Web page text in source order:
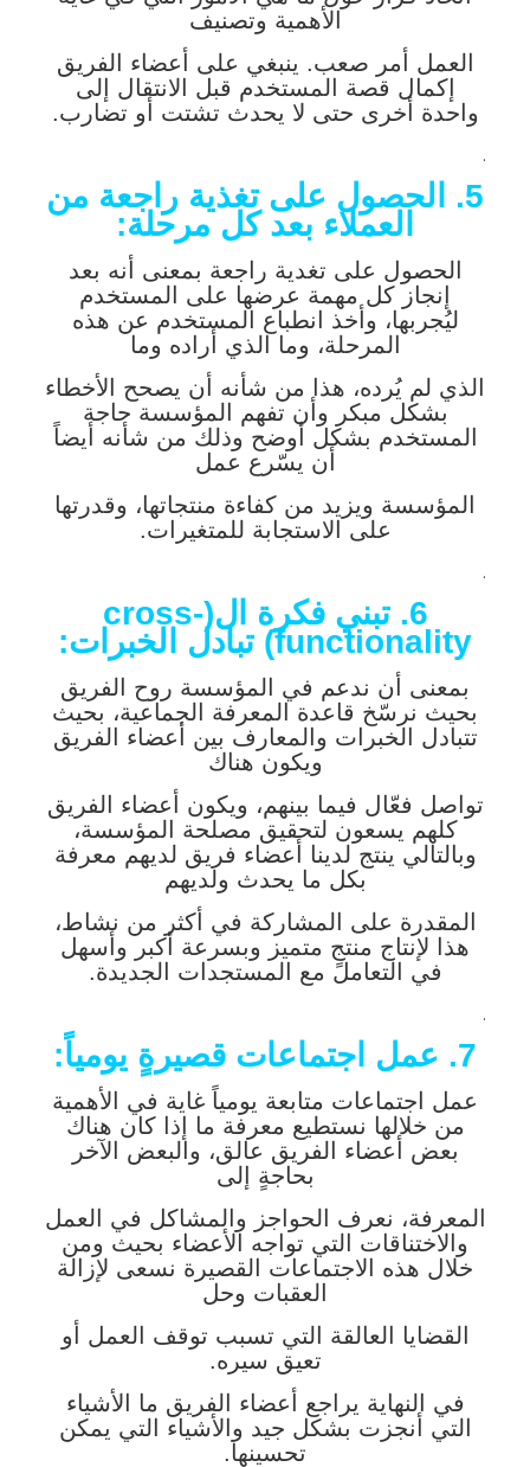
الأهمية وتصنيف
العمل أمر صعب. ينبغي على أعضاء الفريق
إكمال قصة المستخدم قبل الانتقال إلى
واحدة أخرى حتى لا يحدث تشتت أو تضارب.
.
5. الحصول على تغذية راجعة من
العملاء بعد كل مرحلة:
الحصول على تغدية راجعة بمعنى أنه بعد
إنجاز كل مهمة عرضها على المستخدم
ليُجربها، وأخذ انطباع المستخدم عن هذه
المرحلة، وما الذي أراده وما
الذي لم يُرده، هذا من شأنه أن يصحح الأخطاء
بشكل مبكر وأن تفهم المؤسسة حاجة
المستخدم بشكل أوضح وذلك من شأنه أيضاً
أن يسّرع عمل
المؤسسة ويزيد من كفاءة منتجاتها، وقدرتها
على الاستجابة للمتغيرات.
.
6. تبني فكرة ال( cross-
functionality) تبادل الخبرات:
بمعنى أن ندعم في المؤسسة روح الفريق
بحيث نرسّخ قاعدة المعرفة الجماعية، بحيث
تتبادل الخبرات والمعارف بين أعضاء الفريق
ويكون هناك
تواصل فعّال فيما بينهم، ويكون أعضاء الفريق
كلهم يسعون لتحقيق مصلحة المؤسسة،
وبالتالي ينتج لدينا أعضاء فريق لديهم معرفة
بكل ما يحدث ولديهم
المقدرة على المشاركة في أكثر من نشاط،
هذا لإنتاج منتجٍ متميز وبسرعة أكبر وأسهل
في التعامل مع المستجدات الجديدة.
.
7. عمل اجتماعات قصيرةٍ يومياً:
عمل اجتماعات متابعة يومياً غاية في الأهمية
من خلالها نستطيع معرفة ما إذا كان هناك
بعض أعضاء الفريق عالق، والبعض الآخر
بحاجةٍ إلى
المعرفة، نعرف الحواجز والمشاكل في العمل
والاختناقات التي تواجه الأعضاء بحيث ومن
خلال هذه الاجتماعات القصيرة نسعى لإزالة
العقبات وحل
القضايا العالقة التي تسبب توقف العمل أو
تعيق سيره.
في النهاية يراجع أعضاء الفريق ما الأشياء
التي أنجزت بشكل جيد والأشياء التي يمكن
تحسينها.